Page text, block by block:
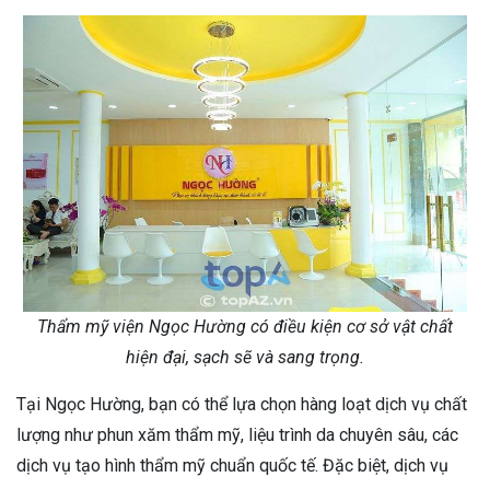
Thẩm mỹ viện Ngọc Hường có điều kiện cơ sở vật chất
hiện đại, sạch sẽ và sang trọng.
Tại Ngọc Hường, bạn có thể lựa chọn hàng loạt dịch vụ chất
lượng như phun xăm thẩm mỹ, liệu trình da chuyên sâu, các
dịch vụ tạo hình thẩm mỹ chuẩn quốc tế. Đặc biệt, dịch vụ